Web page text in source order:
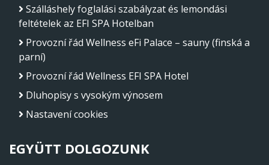
Szálláshely foglalási szabályzat és lemondási
feltételek az EFI SPA Hotelban
Provozní řád Wellness eFi Palace – sauny (finská a
parní)
Provozní řád Wellness EFI SPA Hotel
Dluhopisy s vysokým výnosem
Nastavení cookies
EGYÜTT DOLGOZUNK